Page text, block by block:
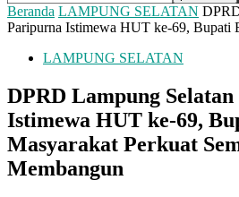
Beranda LAMPUNG SELATAN
Paripurna Istimewa HUT ke-69, Bupati
LAMPUNG SELATAN
DPRD Lampung
Istimewa HUT ke-69,
Masyarakat Perkuat
Membangun